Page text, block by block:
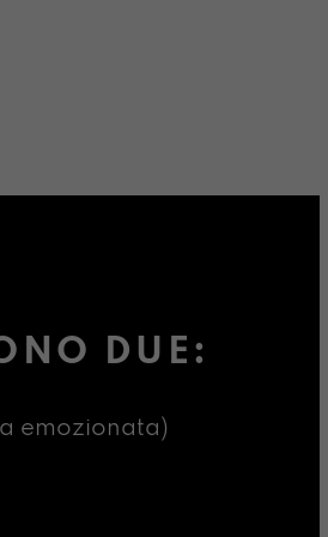
DUE:
emozionata)